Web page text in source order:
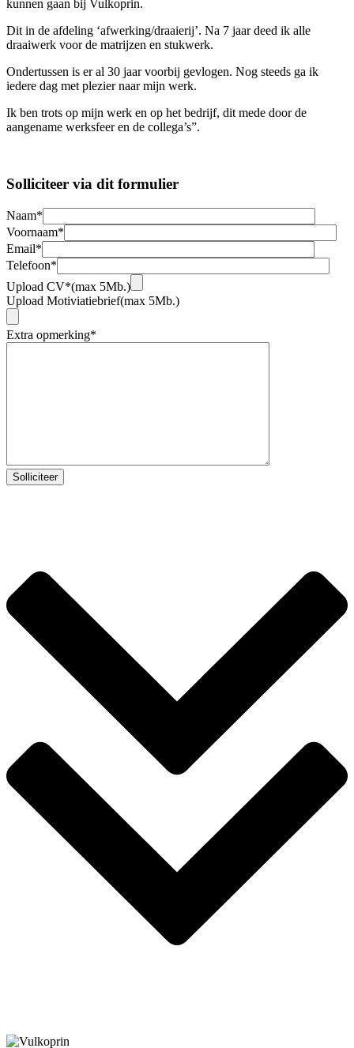
kunnen gaan bij Vulkoprin.
Dit in de afdeling ‘afwerking/draaierij’. Na 7 jaar deed ik alle
draaiwerk voor de matrijzen en stukwerk.
Ondertussen is er al 30 jaar voorbij gevlogen. Nog steeds ga ik
iedere dag met plezier naar mijn werk.
Ik ben trots op mijn werk en op het bedrijf, dit mede door de
aangename werksfeer en de collega’s”.
Solliciteer via dit formulier
Naam*
Voornaam*
Email*
Telefoon*
Upload CV*(max 5Mb.)
Upload Motiviatiebrief(max 5Mb.)
Extra opmerking*